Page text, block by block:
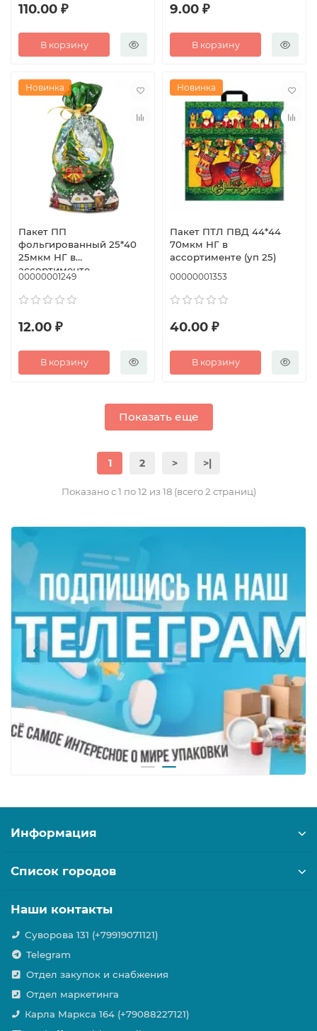
110.00 ₽
В корзину
9.00 ₽
В корзину
Новинка
Пакет ПП
фольгированный 25*40
25мкм НГ в
ассортименте
00000001249
12.00 ₽
В корзину
Новинка
Пакет ПТЛ ПВД 44*44
70мкм НГ в
ассортименте (уп 25)
00000001353
40.00 ₽
В корзину
Показать еще
1 2 > >|
Показано с 1 по 12 из 18 (всего 2 страниц)
Информация
Список городов
Наши контакты
Суворова 131 (+79919071121)
Telegram
Отдел закупок и снабжения
Отдел маркетинга
Карла Маркса 164 (+79088227121)